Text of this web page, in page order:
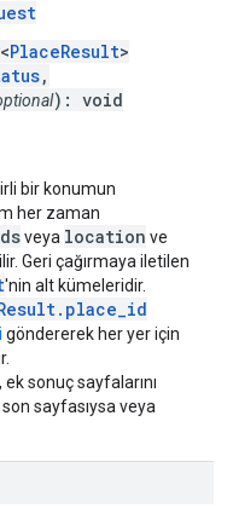
<PlaceResult>
,
): void
bir konumun
her zaman
veya location ve
Geri çağırmaya iletilen
'nin alt kümeleridir.
göndererek her yer için
sonuç sayfalarını
sayfasıysa veya